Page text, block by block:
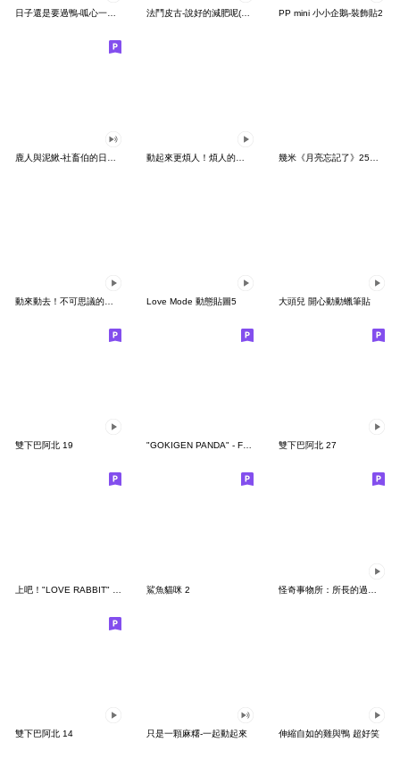
日子還是要過鴨-呱心一下鴨 法鬥皮古-說好的減肥呢(第15彈) PP mini 小小企鵝-裝飾貼2
幾米《月亮忘記了》25周年 x 晴天P莉
Love Mode 動態貼圖5 大頭兒 開心動動蠟筆貼
雙下巴阿北 19 "GOKIGEN PANDA" - Feeling / global 雙下巴阿北 27
鯊魚貓咪 2
雙下巴阿北 14 只是一顆麻糬-一起動起來 伸縮自如的雞與鴨 超好笑